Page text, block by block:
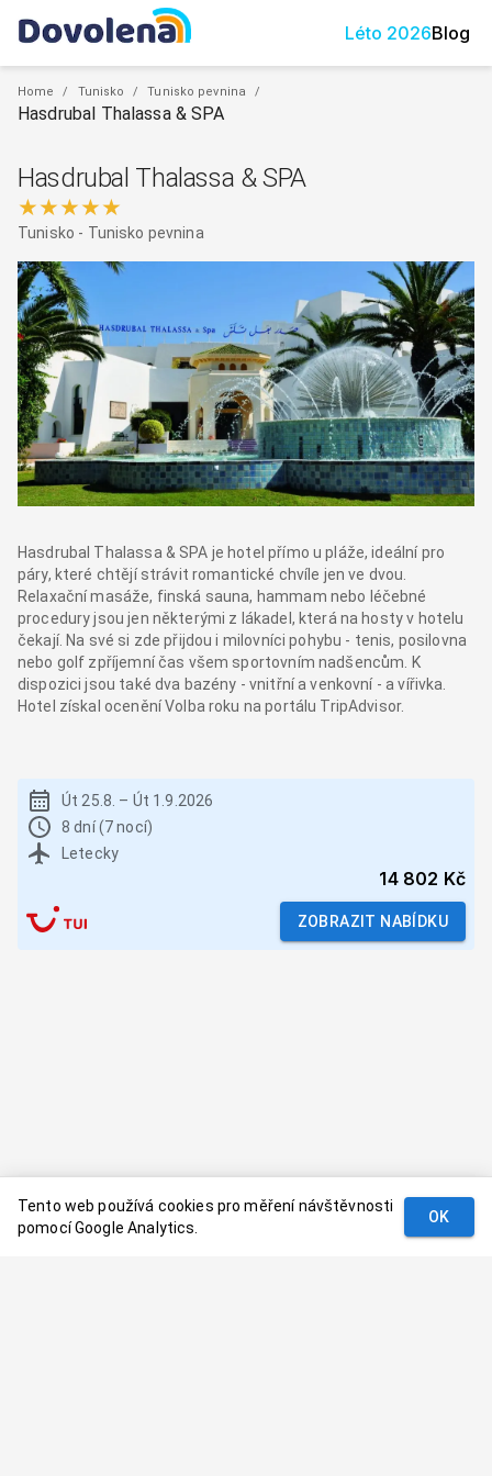
Léto 2026Blog
Home / Tunisko / Tunisko pevnina /
Hasdrubal Thalassa & SPA
Hasdrubal Thalassa & SPA
★★★★★
Tunisko - Tunisko pevnina
Hasdrubal Thalassa & SPA je hotel přímo u pláže, ideální pro
páry, které chtějí strávit romantické chvíle jen ve dvou.
Relaxační masáže, finská sauna, hammam nebo léčebné
procedury jsou jen některými z lákadel, která na hosty v hotelu
čekají. Na své si zde přijdou i milovníci pohybu - tenis, posilovna
nebo golf zpříjemní čas všem sportovním nadšencům. K
dispozici jsou také dva bazény - vnitřní a venkovní - a vířivka.
Hotel získal ocenění Volba roku na portálu TripAdvisor.
Út 25.8. – Út 1.9.2026
8 dní (7 nocí)
Letecky
14 802 Kč
ZOBRAZIT NABÍDKU
Tento web používá cookies pro měření návštěvnosti
pomocí Google Analytics.
OK